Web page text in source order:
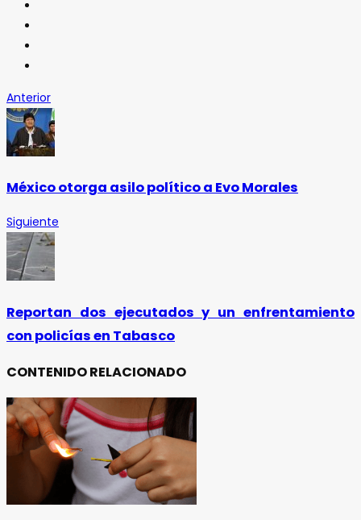
Anterior
México otorga asilo político a Evo Morales
Siguiente
Reportan dos ejecutados y un enfrentamiento
con policías en Tabasco
CONTENIDO RELACIONADO